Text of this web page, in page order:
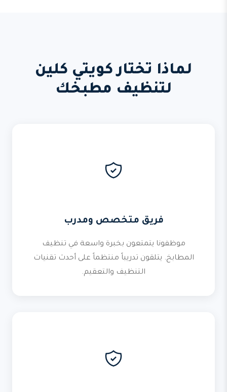
لماذا تختار كويتي كلين
لتنظيف مطبخك
فريق متخصص ومدرب
موظفونا يتمتعون بخبرة واسعة في تنظيف
المطابخ. يتلقون تدريباً منتظماً على أحدث تقنيات
التنظيف والتعقيم.